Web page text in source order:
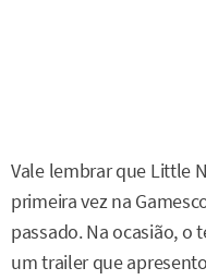
Vale lembrar que Little
primeira vez na
passado. Na ocasião, o
um trailer que